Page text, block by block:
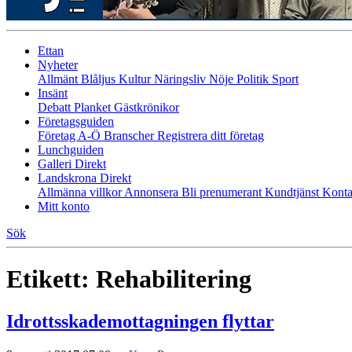
Ettan
Nyheter
Allmänt Blåljus KulturNäringsliv Nöje Politik Sport
Insänt
Debatt Planket Gästkrönikor
Företagsguiden
Företag A-Ö BranscherRegistrera ditt företag
Lunchguiden
Galleri Direkt
Landskrona Direkt
Allmänna villkorAnnonsera Bli prenumerant Kundtjänst
Mitt konto
Sök
Etikett: Rehabilitering
Idrottsskademottagningen flyttar